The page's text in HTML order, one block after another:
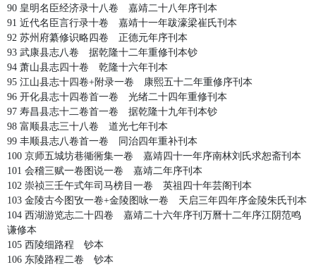
90 皇明名臣经济录十八卷 嘉靖二十八年序刊本
91 近代名臣言行录十卷 嘉靖十一年跋濠梁崔氏刊本
92 苏州府纂修识略四卷 正德元年序刊本
93 武康县志八卷 据乾隆十二年重修刊本钞
94 萧山县志四十卷 乾隆十六年刊本
95 江山县志十四卷+附录一卷 康熙五十二年重修序刊本
96 开化县志十四卷首一卷 光绪二十四年重修刊本
97 寿昌县志十二卷首一卷 据乾隆十九年刊本钞
98 富顺县志三十八卷 道光七年刊本
99 丰顺县志八卷首一卷 同治四年重补刊本
100 京师五城坊巷衚衕集一卷 嘉靖四十一年序南林刘氏求恕斋刊本
101 会稽三赋一卷图说一卷 嘉靖二年序刊本
102 崇祯三壬午式年司马榜目一卷 英祖四十年芸阁刊本
103 金陵古今图攷一卷+金陵图咏一卷 天启三年四年序金陵朱氏刊本
104 西湖游览志二十四卷 嘉靖二十六年序刊万曆十二年序江阴范鸣
谦修本
105 西陵细路程 钞本
106 东陵路程二卷 钞本